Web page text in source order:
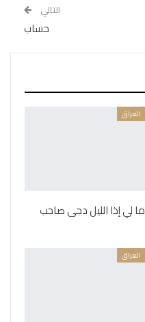
التالي
حساب
العراق
ما لي إذا الليل دجى صاحب
العراق